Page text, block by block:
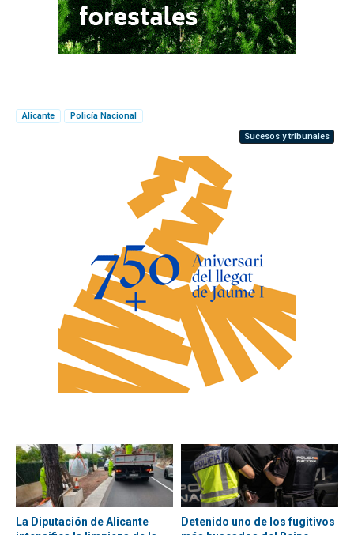
Alicante
Policía Nacional
Sucesos y tribunales
La Diputación de Alicante
Detenido uno de los fugitivos